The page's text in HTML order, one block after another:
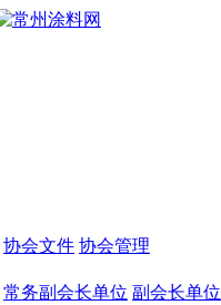
协会文件 协会管理
常务副会长单位 副会长单位